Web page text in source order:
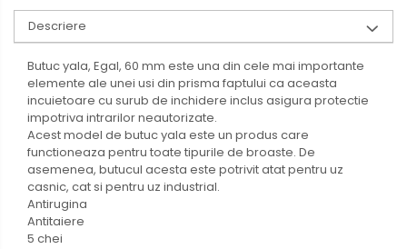
Descriere
Butuc yala, Egal, 60 mm este una din cele mai importante
elemente ale unei usi din prisma faptului ca aceasta
incuietoare cu surub de inchidere inclus asigura protectie
impotriva intrarilor neautorizate.
Acest model de butuc yala este un produs care
functioneaza pentru toate tipurile de broaste. De
asemenea, butucul acesta este potrivit atat pentru uz
casnic, cat si pentru uz industrial.
Antirugina
Antitaiere
5 chei